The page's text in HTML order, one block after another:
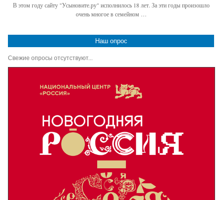
В этом году сайту "Усыновите.ру" исполнилось 18 лет. За эти годы произошло
очень многое в семейном …
Наш опрос
Свежие опросы отсутствуют...